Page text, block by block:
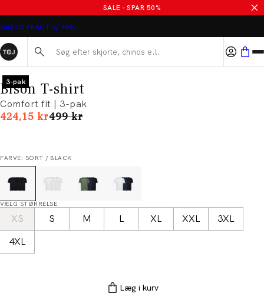
SALE - SPAR 50%
GRATIS FRAGT V/ 499,-
Søg her...
3-pak
Bison T-shirt
Comfort fit | 3-pak
424,15 krI alt (uden rabat)
499 kr
FARVE: SORT / BLACK
VÆLG STØRRELSE
XS S M L XL XXL
3XL
4XL
Læg i kurv